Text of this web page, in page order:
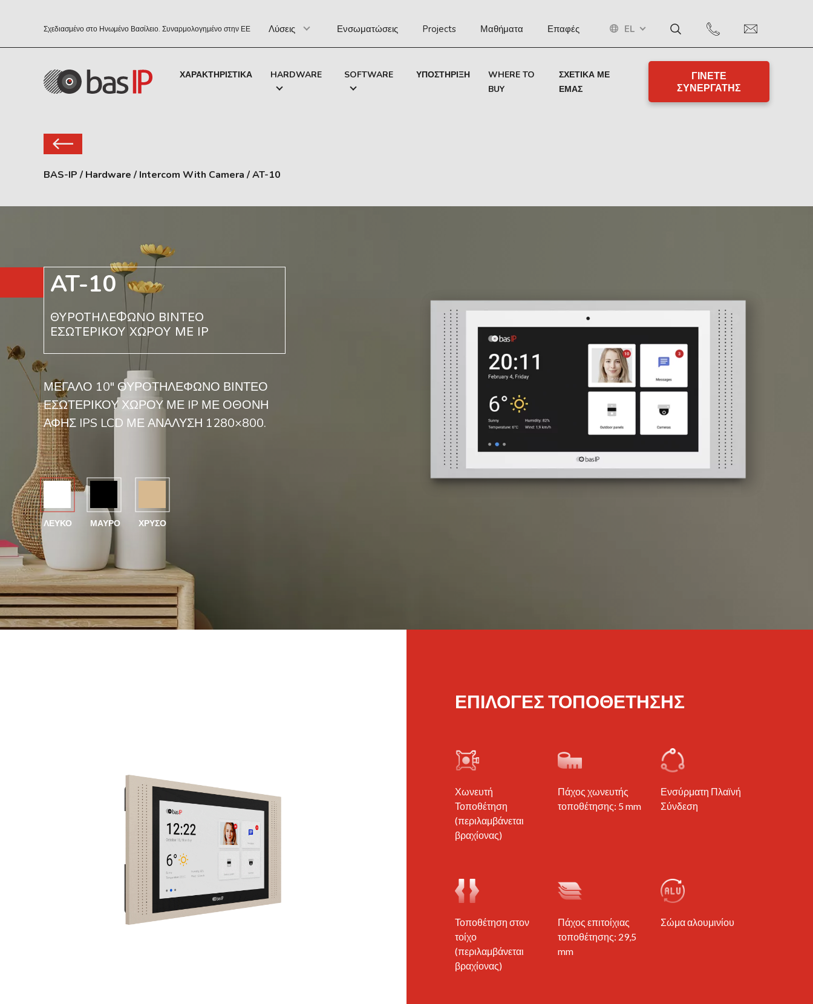
Σχεδιασμένο στο Ηνωμένο Βασίλειο. Συναρμολογημένο στην ΕΕ Λύσεις Ενσωματώσεις Projects Μαθήματα Επαφές EL
ΧΑΡΑΚΤΗΡΙΣΤΙΚΆ HARDWARE SOFTWARE ΥΠΟΣΤΉΡΙΞΗ
WHERE TO
BUY
ΣΧΕΤΙΚΆ ΜΕ
ΕΜΆΣ
ΓΙΝΕΤΕ
ΣΥΝΕΡΓΑΤΗΣ
BAS-IP / Hardware / Intercom With Camera /AT-10
AT-10
ΘΥΡΟΤΗΛΈΦΩΝΟ ΒΊΝΤΕΟ
ΕΣΩΤΕΡΙΚΟΎ ΧΏΡΟΥ ΜΕ IP
ΜΕΓΆΛΟ 10″ ΘΥΡΟΤΗΛΈΦΩΝΟ ΒΊΝΤΕΟ
ΕΣΩΤΕΡΙΚΟΎ ΧΏΡΟΥ ΜΕ IP ΜΕ ΟΘΌΝΗ
ΑΦΉΣ IPS LCD ΜΕ ΑΝΆΛΥΣΗ 1280×800.
ΛΕΥΚΌ ΜΑΎΡΟ ΧΡΥΣΌ
ΕΠΙΛΟΓΈΣ ΤΟΠΟΘΈΤΗΣΗΣ
Χωνευτή
Τοποθέτηση
(περιλαμβάνεται
βραχίονας)
Πάχος χωνευτής
τοποθέτησης: 5 mm
Ενσύρματη Πλαϊνή
Σύνδεση
Τοποθέτηση στον
τοίχο
(περιλαμβάνεται
βραχίονας)
Πάχος επιτοίχιας
τοποθέτησης: 29,5
mm
Σώμα αλουμινίου